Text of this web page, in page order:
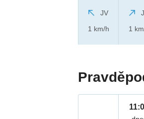
JV
1 km/h
1